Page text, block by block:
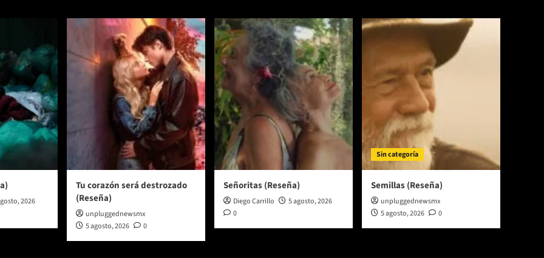
2026
Tu corazón será destrozado
(Reseña)
unpluggednewsmx
5 agosto, 2026
0
Señoritas (Reseña)
Diego Carrillo
5 agosto, 2026
0
Sin categoría
Semillas (Reseña)
unpluggednewsmx
5 agosto, 2026
0